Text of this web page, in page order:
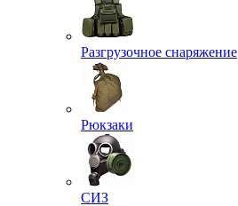
Разгрузочное снаряжение
Рюкзаки
СИЗ